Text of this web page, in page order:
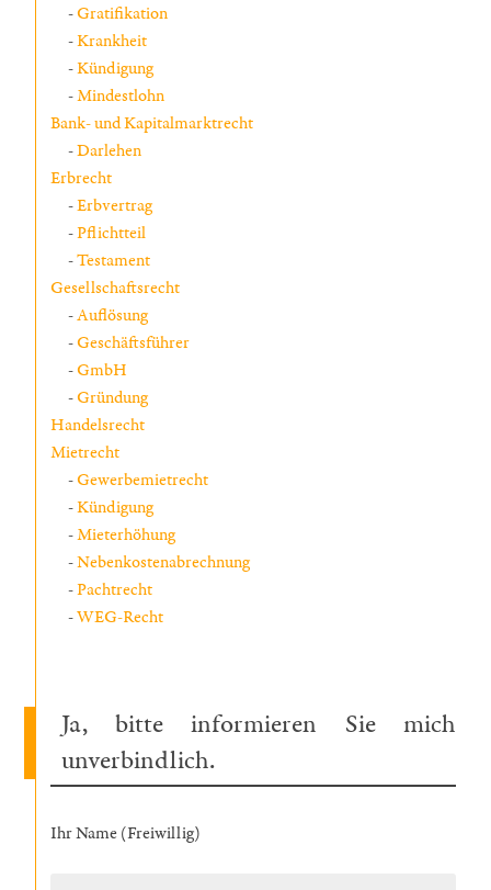
Gratifikation
Krankheit
Kündigung
Mindestlohn
Bank- und Kapitalmarktrecht
Darlehen
Erbrecht
Erbvertrag
Pflichtteil
Testament
Gesellschaftsrecht
Auflösung
Geschäftsführer
GmbH
Gründung
Handelsrecht
Mietrecht
Gewerbemietrecht
Kündigung
Mieterhöhung
Nebenkostenabrechnung
Pachtrecht
WEG-Recht
Ja, bitte informieren Sie mich
unverbindlich.
Ihr Name (Freiwillig)